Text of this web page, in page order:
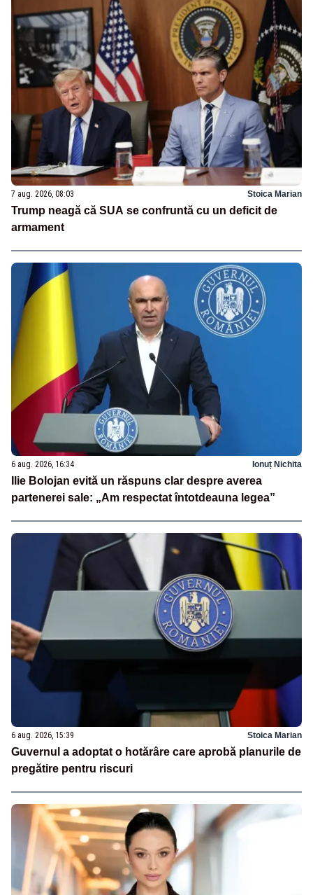
7 aug. 2026, 08:03 Stoica Marian
Trump neagă că SUA se confruntă cu un deficit de
armament
6 aug. 2026, 16:34 Ionuț Nichita
Ilie Bolojan evită un răspuns clar despre averea
partenerei sale: „Am respectat întotdeauna legea”
6 aug. 2026, 15:39 Stoica Marian
Guvernul a adoptat o hotărâre care aprobă planurile de
pregătire pentru riscuri